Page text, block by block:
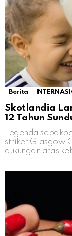
Berita
Skotlandia
12 Tahun
Legenda
striker Glasgow
dukungan atas